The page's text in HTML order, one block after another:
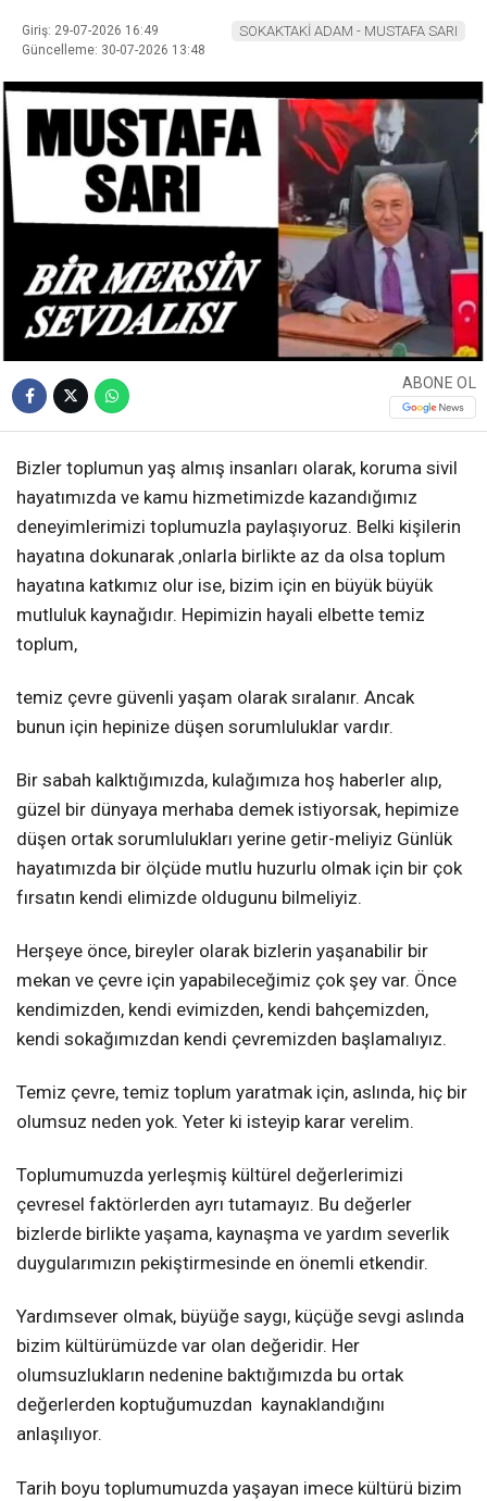
Giriş: 29-07-2026 16:49
Güncelleme: 30-07-2026 13:48
SOKAKTAKİ ADAM - MUSTAFA SARI
ABONE OL
Bizler toplumun yaş almış insanları olarak, koruma sivil
hayatımızda ve kamu hizmetimizde kazandığımız
deneyimlerimizi toplumuzla paylaşıyoruz. Belki kişilerin
hayatına dokunarak ,onlarla birlikte az da olsa toplum
hayatına katkımız olur ise, bizim için en büyük büyük
mutluluk kaynağıdır. Hepimizin hayali elbette temiz
toplum,
temiz çevre güvenli yaşam olarak sıralanır. Ancak
bunun için hepinize düşen sorumluluklar vardır.
Bir sabah kalktığımızda, kulağımıza hoş haberler alıp,
güzel bir dünyaya merhaba demek istiyorsak, hepimize
düşen ortak sorumlulukları yerine getir-meliyiz Günlük
hayatımızda bir ölçüde mutlu huzurlu olmak için bir çok
fırsatın kendi elimizde oldugunu bilmeliyiz.
Herşeye önce, bireyler olarak bizlerin yaşanabilir bir
mekan ve çevre için yapabileceğimiz çok şey var. Önce
kendimizden, kendi evimizden, kendi bahçemizden,
kendi sokağımızdan kendi çevremizden başlamalıyız.
Temiz çevre, temiz toplum yaratmak için, aslında, hiç bir
olumsuz neden yok. Yeter ki isteyip karar verelim.
Toplumumuzda yerleşmiş kültürel değerlerimizi
çevresel faktörlerden ayrı tutamayız. Bu değerler
bizlerde birlikte yaşama, kaynaşma ve yardım severlik
duygularımızın pekiştirmesinde en önemli etkendir.
Yardımsever olmak, büyüğe saygı, küçüğe sevgi aslında
bizim kültürümüzde var olan değeridir. Her
olumsuzlukların nedenine baktığımızda bu ortak
değerlerden koptuğumuzdan kaynaklandığını
anlaşılıyor.
Tarih boyu toplumumuzda yaşayan imece kültürü bizim